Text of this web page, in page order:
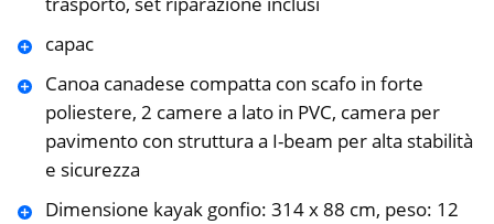
capac
Canoa canadese compatta con scafo in forte
poliestere, 2 camere a lato in PVC, camera per
pavimento con struttura a I-beam per alta stabilità
e sicurezza
Dimensione kayak gonfio: 314 x 88 cm, peso: 12